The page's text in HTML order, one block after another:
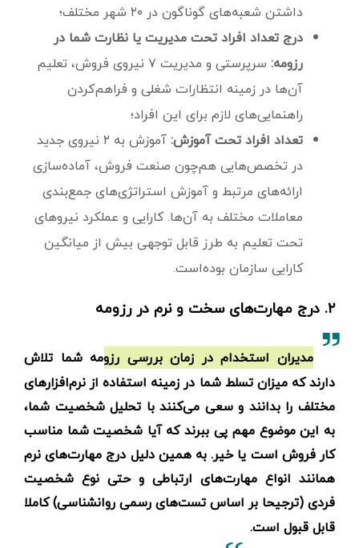
داشتن شعبه‌های گوناگون در ۲۰ شهر مختلف؛
درج تعداد افراد تحت مدیریت یا نظارت شما در
رزومه:
سرپرستی و مدیریت ۷ نیروی فروش، تعلیم
آن‌ها در زمینه انتظارات شغلی و فراهم‌کردن
راهنمایی‌های لازم برای این افراد؛
تعداد افراد تحت آموزش:
آموزش به ۲ نیروی جدید
در تخصص‌هایی هم‌چون صنعت فروش، آماده‌سازی
ارائه‌های مرتبط و آموزش استراتژی‌های جمع‌بندی
معاملات مختلف به آن‌ها. کارایی و عملکرد نیروهای
تحت تعلیم به طرز قابل توجهی بیش از میانگین
کارایی سازمان بوده‌است.
۲. درج مهارت‌های سخت و نرم در رزومه
مدیران استخدام در زمان بررسی رزومه شما تلاش
دارند که میزان تسلط شما در زمینه استفاده از نرم‌افزارهای
مختلف را بدانند و سعی می‌کنند با تحلیل شخصیت شما،
به این موضوع مهم پی ببرند که آیا شخصیت شما مناسب
کار فروش است یا خیر. به همین دلیل درج مهارت‌های نرم
همانند انواع مهارت‌های ارتباطی و حتی نوع شخصیت
فردی (ترجیحا بر اساس تست‌های رسمی روانشناسی) کاملا
قابل قبول است.